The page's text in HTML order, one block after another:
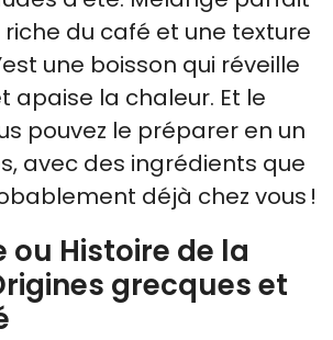
du café et une texture
une boisson qui réveille
apaise la chaleur. Et le
pouvez le préparer en un
avec des ingrédients que
déjà chez vous !
ou Histoire de la
grecques et